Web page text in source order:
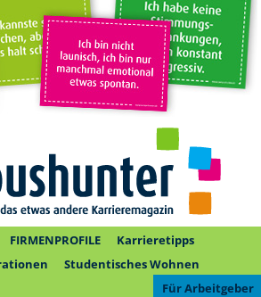
FIRMENPROFILE
Karrieretipps
Studentisches Wohnen
Für Arbeitgeber